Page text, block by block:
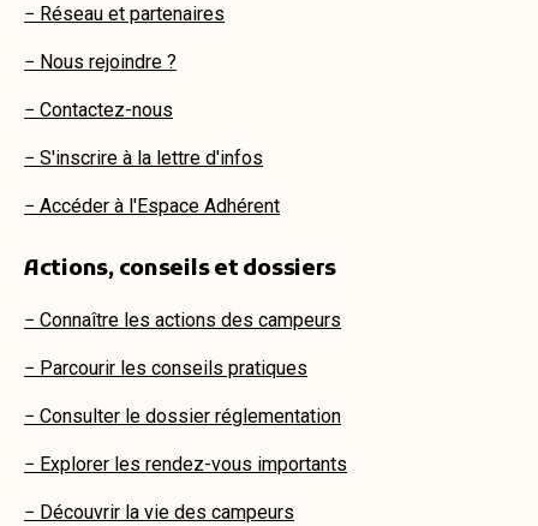
− Réseau et partenaires
− Nous rejoindre ?
− Contactez-nous
− S'inscrire à la lettre d'infos
− Accéder à l'Espace Adhérent
Actions, conseils et dossiers
− Connaître les actions des campeurs
− Parcourir les conseils pratiques
− Consulter le dossier réglementation
− Explorer les rendez-vous importants
− Découvrir la vie des campeurs